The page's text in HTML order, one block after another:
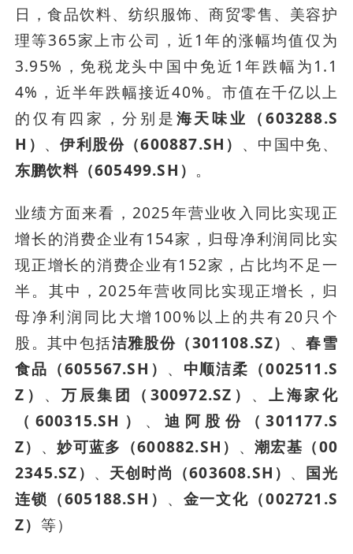
日，食品饮料、纺织服饰、商贸零售、美容护
理等365家上市公司，近1年的涨幅均值仅为
3.95%，免税龙头中国中免近1年跌幅为1.1
4%，近半年跌幅接近40%。市值在千亿以上
的仅有四家，分别是海天味业（603288.S
H） 、伊利股份（600887.SH） 、中国中免、
东鹏饮料（605499.SH） 。
业绩方面来看，2025年营业收入同比实现正
增长的消费企业有154家，归母净利润同比实
现正增长的消费企业有152家，占比均不足一
半。其中，2025年营收同比实现正增长，归
母净利润同比大增100%以上的共有20只个
股。其中包括洁雅股份（301108.SZ） 、春雪
食品（605567.SH） 、 中顺洁柔（002511.S
Z） 、万辰集团（300972.SZ） 、上海家化
（600315.SH） 、迪阿股份（301177.S
Z） 、妙可蓝多（600882.SH） 、 潮宏基（00
2345.SZ） 、天创时尚（603608.SH） 、 国光
连锁（605188.SH） 、 金一文化（002721.S
Z） 等）